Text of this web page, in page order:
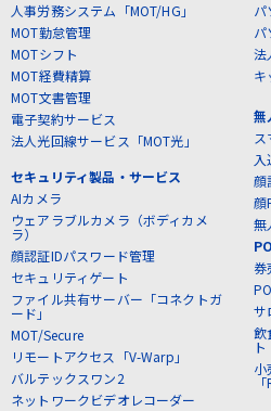
人事労務システム「MOT/HG」
MOT勤怠管理
MOTシフト
MOT経費精算
MOT文書管理
電子契約サービス
法人光回線サービス「MOT光」
セキュリティ製品・サービス
AIカメラ
ウェアラブルカメラ（ボディカメ
ラ）
顔認証IDパスワード管理
セキュリティゲート
ファイル共有サーバー「コネクトガ
ード」
MOT/Secure
リモートアクセス「V-Warp」
バルテックスワン2
ネットワークビデオレコーダー
パ
パ
法
キ
無
顔
顔
無
券
サ
飲
ト
小